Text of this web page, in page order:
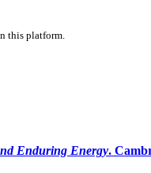
this platform.
Enduring Energy.